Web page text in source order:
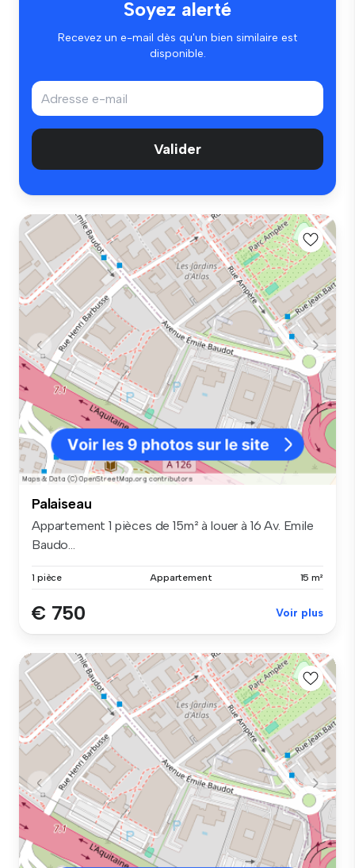
Soyez alerté
Recevez un e-mail dès qu'un bien similaire est
disponible.
Valider
Palaiseau
Appartement 1 pièces de 15m² à louer à 16 Av. Emile
Baudo...
1 pièce Appartement 15 m²
€ 750 Voir plus